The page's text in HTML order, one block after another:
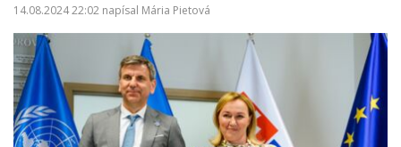
14.08.2024 22:02 napísal Mária Pietová